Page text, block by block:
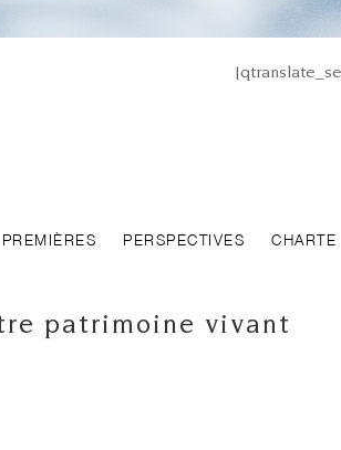
PERSPECTIVES CHARTE
patrimoine vivant